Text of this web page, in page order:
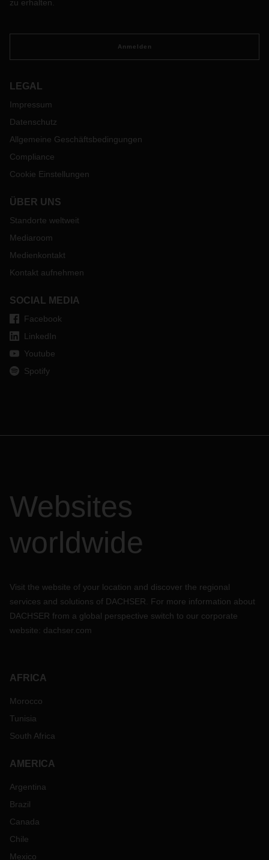
zu erhalten.
Anmelden
LEGAL
Impressum
Datenschutz
Allgemeine Geschäftsbedingungen
Compliance
Cookie Einstellungen
ÜBER UNS
Standorte weltweit
Mediaroom
Medienkontakt
Kontakt aufnehmen
SOCIAL MEDIA
Facebook
LinkedIn
Youtube
Spotify
Websites
worldwide
Visit the website of your location and discover the regional
services and solutions of DACHSER. For more information about
DACHSER from a global perspective switch to our corporate
website: dachser.com
AFRICA
Morocco
Tunisia
South Africa
AMERICA
Argentina
Brazil
Canada
Chile
Mexico